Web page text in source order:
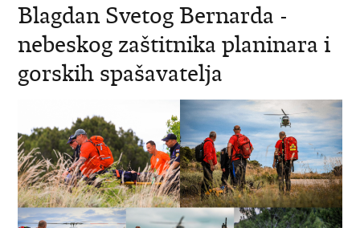
Blagdan Svetog Bernarda -
nebeskog zaštitnika planinara i
gorskih spašavatelja